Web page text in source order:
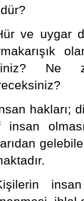
ve uygar
Ne
hakları;
insan